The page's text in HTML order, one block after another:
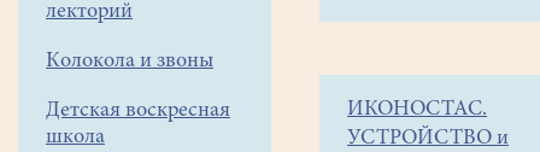
лекторий
Колокола и звоны
Детская воскресная
школа
стелы
ИКОНОСТАС.
УСТРОЙСТВО и